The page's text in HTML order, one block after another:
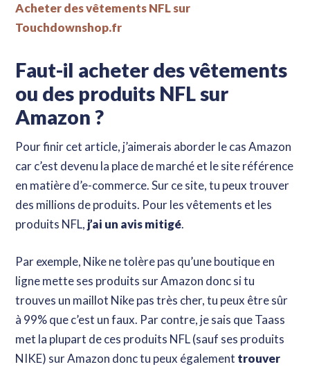
Acheter des vêtements NFL sur
Touchdownshop.fr
Faut-il acheter des vêtements
ou des produits NFL sur
Amazon ?
Pour finir cet article, j’aimerais aborder le cas Amazon
car c’est devenu la place de marché et le site référence
en matière d’e-commerce. Sur ce site, tu peux trouver
des millions de produits. Pour les vêtements et les
produits NFL, j’ai un avis mitigé.
Par exemple, Nike ne tolère pas qu’une boutique en
ligne mette ses produits sur Amazon donc si tu
trouves un maillot Nike pas très cher, tu peux être sûr
à 99% que c’est un faux. Par contre, je sais que Taass
met la plupart de ces produits NFL (sauf ses produits
NIKE) sur Amazon donc tu peux également trouver